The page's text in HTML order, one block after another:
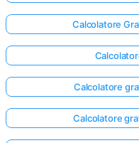
Calcolatore
Calcolatore
Calcolatore